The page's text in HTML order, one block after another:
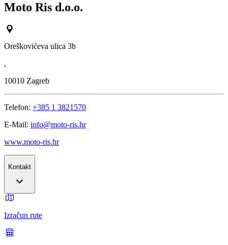
Moto Ris d.o.o.
Oreškovićeva ulica 3b
,
10010 Zagreb
Telefon: +385 1 3821570
E-Mail: info@moto-ris.hr
www.moto-ris.hr
Kontakt
Izračun rute